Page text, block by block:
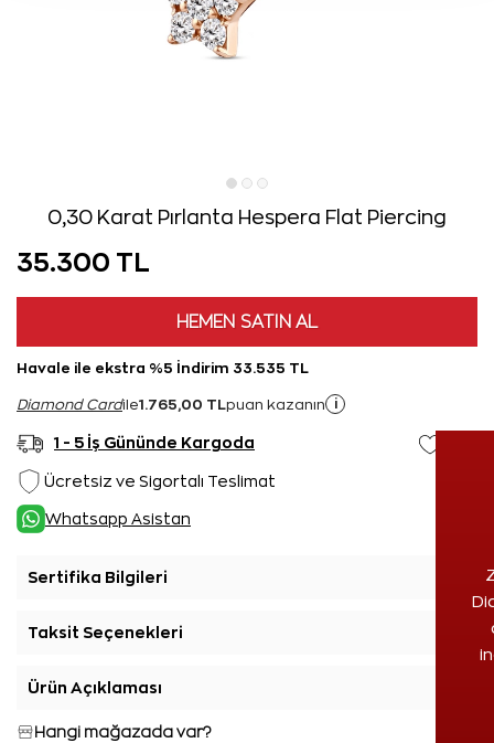
0,30 Karat Pırlanta Hespera Flat Piercing
35.300 TL
HEMEN SATIN AL
Havale ile ekstra %5 İndirim 33.535 TL
Diamond Cardile1.765,00 TL puan kazanın i
1 - 5 İş Gününde Kargoda
Ücretsiz ve Sigortalı Teslimat
Whatsapp Asistan
Sertifika Bilgileri
Taksit Seçenekleri
Ürün Açıklaması
Hangi mağazada var?